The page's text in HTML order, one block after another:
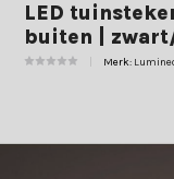
LED
buiten |
Merk: